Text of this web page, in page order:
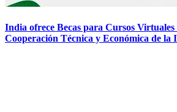
India ofrece Becas para Cursos
Cooperación Técnica y Económica de